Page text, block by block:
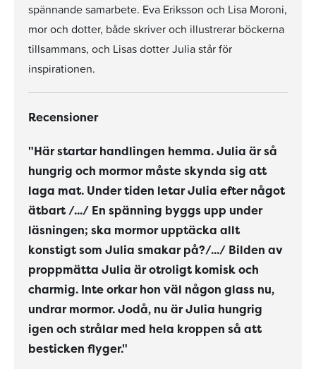
spännande samarbete. Eva Eriksson och Lisa Moroni,
mor och dotter, både skriver och illustrerar böckerna
tillsammans, och Lisas dotter Julia står för
inspirationen.
Recensioner
"Här startar handlingen hemma. Julia är så
hungrig och mormor måste skynda sig att
laga mat. Under tiden letar Julia efter något
ätbart /.../ En spänning byggs upp under
läsningen; ska mormor upptäcka allt
konstigt som Julia smakar på?/.../ Bilden av
proppmätta Julia är otroligt komisk och
charmig. Inte orkar hon väl någon glass nu,
undrar mormor. Jodå, nu är Julia hungrig
igen och strålar med hela kroppen så att
besticken flyger."